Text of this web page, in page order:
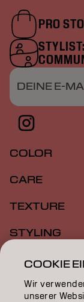
PRO
DEINE E-
COLOR
CARE
TEXTURE
STYLING
EDUCATION
COOKIE
Wir
unserer